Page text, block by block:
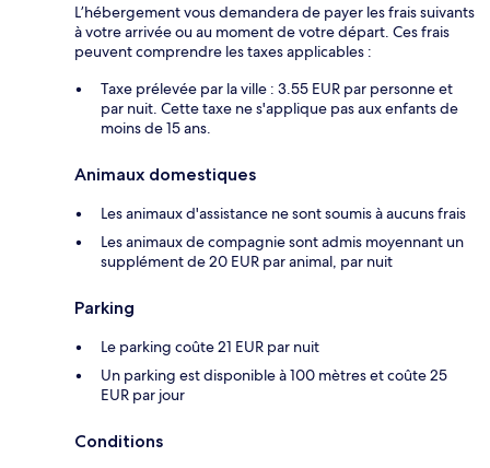
L’hébergement vous demandera de payer les frais suivants
à votre arrivée ou au moment de votre départ. Ces frais
peuvent comprendre les taxes applicables :
Taxe prélevée par la ville : 3.55 EUR par personne et
par nuit. Cette taxe ne s'applique pas aux enfants de
moins de 15 ans.
Animaux domestiques
Les animaux d'assistance ne sont soumis à aucuns frais
Les animaux de compagnie sont admis moyennant un
supplément de 20 EUR par animal, par nuit
Parking
Le parking coûte 21 EUR par nuit
Un parking est disponible à 100 mètres et coûte 25
EUR par jour
Conditions